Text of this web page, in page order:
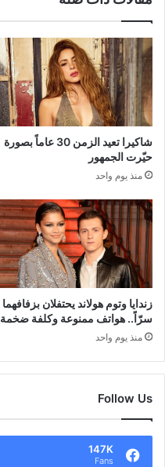
شاكيرا تعيد الزمن 30 عاماً بصورة
حيّرت الجمهور
منذ يوم واحد
زندايا وتوم هولاند يحتفلان بزفافهما
سرّاً.. هواتف ممنوعة وكلفة ضخمة
منذ يوم واحد
Follow Us
147K
Fans